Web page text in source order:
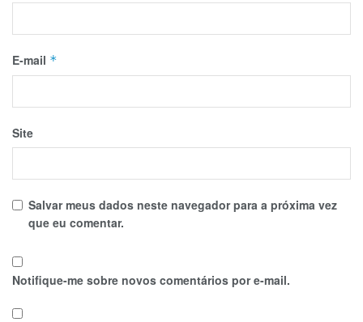
E-mail *
Site
Salvar meus dados neste navegador para a próxima vez
que eu comentar.
Notifique-me sobre novos comentários por e-mail.